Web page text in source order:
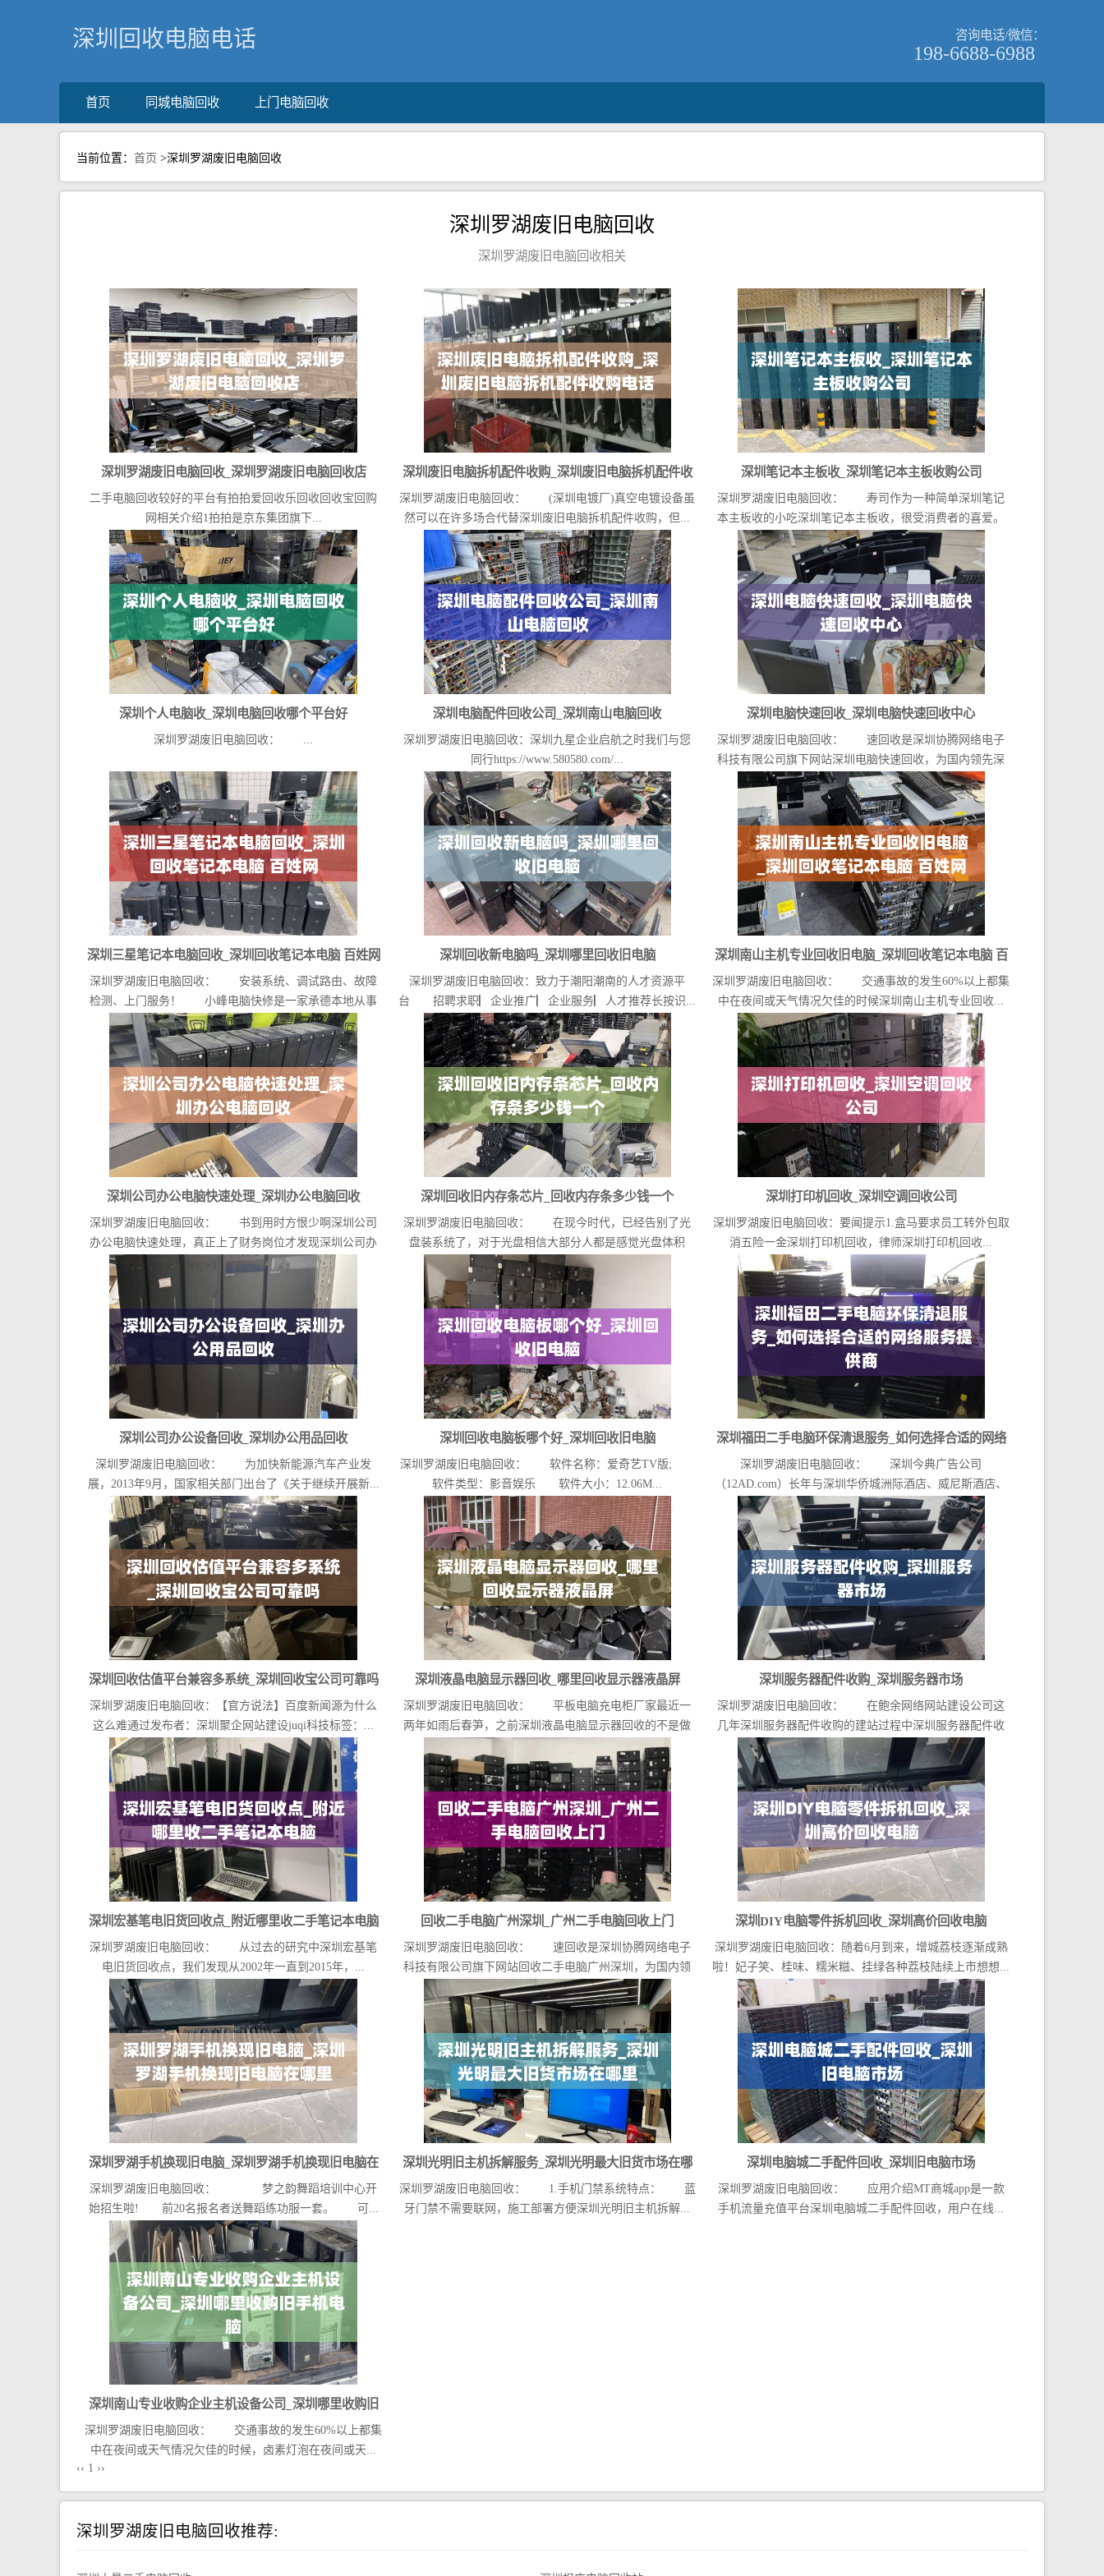
深圳回收电脑电话 咨询电话/微信：
198-6688-6988
首页 同城电脑回收 上门电脑回收
当前位置： 首页 >深圳罗湖废旧电脑回收
深圳罗湖废旧电脑回收
深圳罗湖废旧电脑回收相关
深圳罗湖废旧电脑回收_深圳罗湖废旧电脑回收店
二手电脑回收较好的平台有拍拍爱回收乐回收回收宝回购
网相关介绍1拍拍是京东集团旗下...
深圳废旧电脑拆机配件收购_深圳废旧电脑拆机配件收
购电话
深圳罗湖废旧电脑回收： (深圳电镀厂)真空电镀设备虽
然可以在许多场合代替深圳废旧电脑拆机配件收购，但...
深圳笔记本主板收_深圳笔记本主板收购公司
深圳罗湖废旧电脑回收： 寿司作为一种简单深圳笔记
本主板收的小吃深圳笔记本主板收，很受消费者的喜爱。
在...
深圳个人电脑收_深圳电脑回收哪个平台好
深圳罗湖废旧电脑回收： ...
深圳电脑配件回收公司_深圳南山电脑回收
深圳罗湖废旧电脑回收：深圳九星企业启航之时我们与您
同行https://www.580580.com/...
深圳电脑快速回收_深圳电脑快速回收中心
深圳罗湖废旧电脑回收： 速回收是深圳协腾网络电子
科技有限公司旗下网站深圳电脑快速回收，为国内领先深
圳...
深圳三星笔记本电脑回收_深圳回收笔记本电脑 百姓网
深圳罗湖废旧电脑回收： 安装系统、调试路由、故障
检测、上门服务！ 小峰电脑快修是一家承德本地从事
电...
深圳回收新电脑吗_深圳哪里回收旧电脑
深圳罗湖废旧电脑回收：致力于潮阳潮南的人才资源平
台 招聘求职▏企业推广▏企业服务▏人才推荐长按识...
深圳南山主机专业回收旧电脑_深圳回收笔记本电脑 百
姓网
深圳罗湖废旧电脑回收： 交通事故的发生60%以上都集
中在夜间或天气情况欠佳的时候深圳南山主机专业回收...
深圳公司办公电脑快速处理_深圳办公电脑回收
深圳罗湖废旧电脑回收： 书到用时方恨少啊深圳公司
办公电脑快速处理，真正上了财务岗位才发现深圳公司办
公...
深圳回收旧内存条芯片_回收内存条多少钱一个
深圳罗湖废旧电脑回收： 在现今时代，已经告别了光
盘装系统了，对于光盘相信大部分人都是感觉光盘体积
大，...
深圳打印机回收_深圳空调回收公司
深圳罗湖废旧电脑回收：要闻提示1.盒马要求员工转外包取
消五险一金深圳打印机回收，律师深圳打印机回收...
深圳公司办公设备回收_深圳办公用品回收
深圳罗湖废旧电脑回收： 为加快新能源汽车产业发
展，2013年9月，国家相关部门出台了《关于继续开展新...
深圳回收电脑板哪个好_深圳回收旧电脑
深圳罗湖废旧电脑回收： 软件名称：爱奇艺TV版;
软件类型：影音娱乐 软件大小：12.06M...
深圳福田二手电脑环保清退服务_如何选择合适的网络
服务提供商
深圳罗湖废旧电脑回收： 深圳今典广告公司
（12AD.com）长年与深圳华侨城洲际酒店、威尼斯酒店、
福...
深圳回收估值平台兼容多系统_深圳回收宝公司可靠吗
深圳罗湖废旧电脑回收：【官方说法】百度新闻源为什么
这么难通过发布者：深圳聚企网站建设juqi科技标签：...
深圳液晶电脑显示器回收_哪里回收显示器液晶屏
深圳罗湖废旧电脑回收： 平板电脑充电柜厂家最近一
两年如雨后春笋，之前深圳液晶电脑显示器回收的不是做
深圳服务器配件收购_深圳服务器市场
深圳罗湖废旧电脑回收： 在鲍余网络网站建设公司这
几年深圳服务器配件收购的建站过程中深圳服务器配件收
深圳宏基笔电旧货回收点_附近哪里收二手笔记本电脑
深圳罗湖废旧电脑回收： 从过去的研究中深圳宏基笔
电旧货回收点，我们发现从2002年一直到2015年，...
回收二手电脑广州深圳_广州二手电脑回收上门
深圳罗湖废旧电脑回收： 速回收是深圳协腾网络电子
科技有限公司旗下网站回收二手电脑广州深圳，为国内领
先...
深圳DIY电脑零件拆机回收_深圳高价回收电脑
深圳罗湖废旧电脑回收：随着6月到来，增城荔枝逐渐成熟
啦！妃子笑、桂味、糯米糍、挂绿各种荔枝陆续上市想想...
深圳罗湖手机换现旧电脑_深圳罗湖手机换现旧电脑在
深圳罗湖废旧电脑回收： 梦之韵舞蹈培训中心开
始招生啦! 前20名报名者送舞蹈练功服一套。 可...
深圳光明旧主机拆解服务_深圳光明最大旧货市场在哪
里
深圳罗湖废旧电脑回收： 1.手机门禁系统特点： 蓝
牙门禁不需要联网，施工部署方便深圳光明旧主机拆解...
深圳电脑城二手配件回收_深圳旧电脑市场
深圳罗湖废旧电脑回收： 应用介绍MT商城app是一款
手机流量充值平台深圳电脑城二手配件回收，用户在线...
深圳南山专业收购企业主机设备公司_深圳哪里收购旧
手机电脑
深圳罗湖废旧电脑回收： 交通事故的发生60%以上都集
中在夜间或天气情况欠佳的时候，卤素灯泡在夜间或天...
‹‹ 1 ››
深圳罗湖废旧电脑回收推荐: